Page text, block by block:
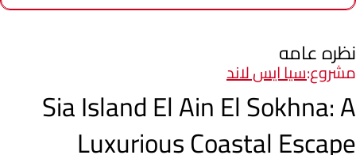
نظره عامه
مشروع:سيا ايس لاند
Sia Island El Ain El Sokhna: A
Luxurious Coastal Escape